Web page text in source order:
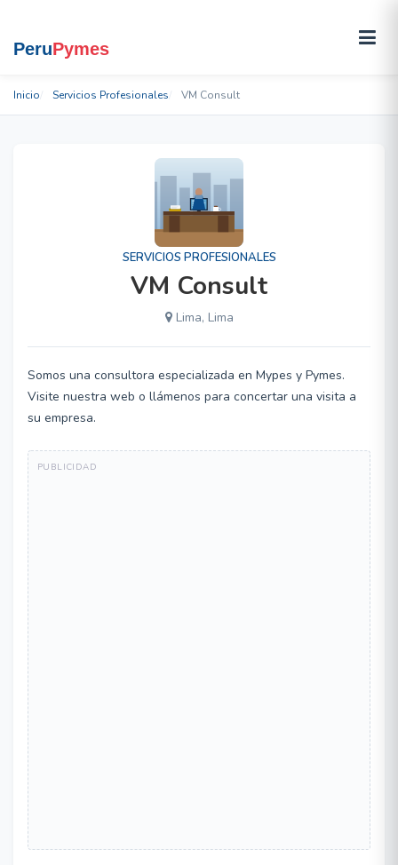
Inicio Servicios Profesionales VM Consult
SERVICIOS PROFESIONALES
VM Consult
Lima, Lima
Somos una consultora especializada en Mypes y Pymes.
Visite nuestra web o llámenos para concertar una visita a
su empresa.